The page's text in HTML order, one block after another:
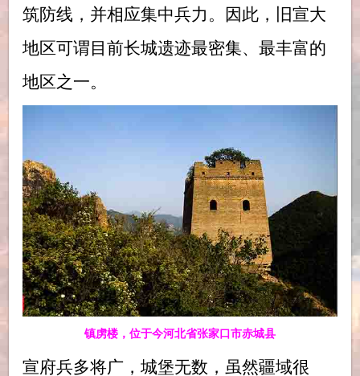
筑防线，并相应集中兵力。因此，旧宣大
地区可谓目前长城遗迹最密集、最丰富的
地区之一。
镇虏楼，位于今河北省张家口市赤城县
宣府兵多将广，城堡无数，虽然疆域很